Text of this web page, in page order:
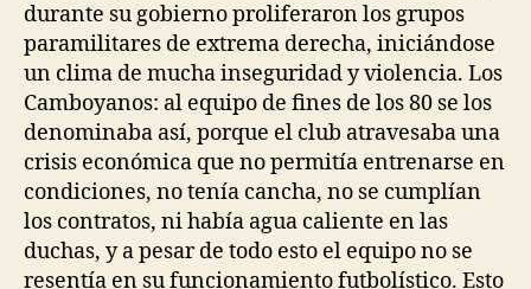
durante su gobierno proliferaron los grupos
paramilitares de extrema derecha, iniciándose
un clima de mucha inseguridad y violencia. Los
Camboyanos: al equipo de fines de los 80 se los
denominaba así, porque el club atravesaba una
crisis económica que no permitía entrenarse en
condiciones, no tenía cancha, no se cumplían
los contratos, ni había agua caliente en las
duchas, y a pesar de todo esto el equipo no se
resentía en su funcionamiento futbolístico. Esto